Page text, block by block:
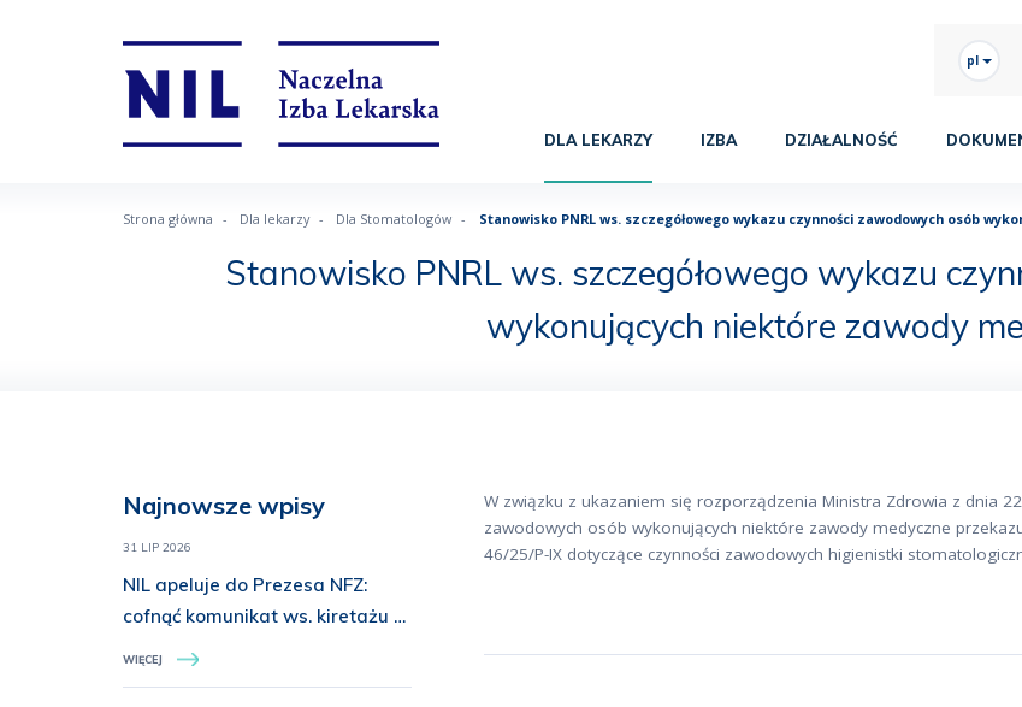
pl
DLA LEKARZY IZBA DZIAŁALNOŚĆ
Strona główna Dla lekarzy Dla Stomatologów Stanowisko PNRL ws. szczegółowego wykazu czynności zawodowych osób
Stanowisko PNRL ws. szczegółowego wykazu
wykonujących niektóre zawody
Najnowsze wpisy
31 LIP 2026
NIL apeluje do Prezesa NFZ:
cofnąć komunikat ws. kiretażu u
dzieci do 15. roku życia
WIĘCEJ
W związku z ukazaniem się rozporządzenia Ministra Zdrowia z dnia
zawodowych osób wykonujących niektóre zawody medyczne
46/25/P-IX dotyczące czynności zawodowych higienistki